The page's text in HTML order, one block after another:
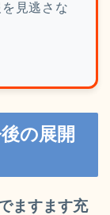
見逃さな
の展開
ますます充